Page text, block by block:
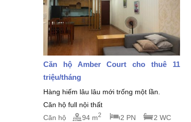
Căn hộ Amber Court cho thuê 11
triệu/tháng
Hàng hiếm lâu lâu mới trống một lần.
Căn hộ full nội thất
Căn hộ
94 m2 2 PN 2 WC